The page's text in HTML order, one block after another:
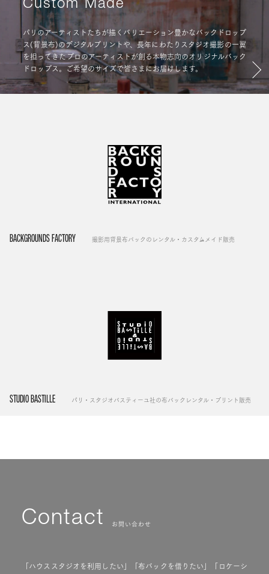
Custom Made
パリのアーティストたちが描くバリエーション豊かなバックドロップ
ス(背景布)のデジタルプリントや、長年にわたりスタジオ撮影の一翼
を担ってきたプロのアーティストが創る本物志向のオリジナルバック
ドロップス。ご希望のサイズで皆さまにお届けします。
BACKGROUNDS FACTORY 撮影用背景布バックのレンタル・カスタムメイド販売
STUDIO BASTILLE パリ・スタジオバスティーユ社の布バックレンタル・プリント販売
Contact お問い合わせ
「ハウススタジオを利用したい」「布バックを借りたい」「ロケーシ